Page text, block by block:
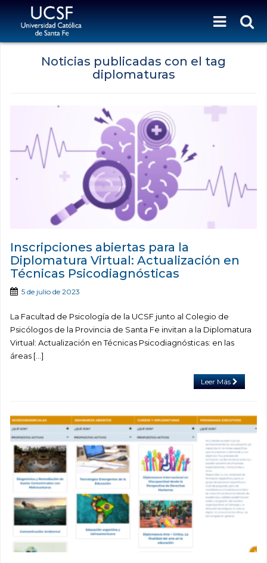
Noticias publicadas con el tag
diplomaturas
Inscripciones abiertas para la
Diplomatura Virtual: Actualización en
Técnicas Psicodiagnósticas
5 de julio de 2023
La Facultad de Psicología de la UCSF junto al Colegio de
Psicólogos de la Provincia de Santa Fe invitan a la Diplomatura
Virtual: Actualización en Técnicas Psicodiagnósticas: en las
áreas […]
Leer Más